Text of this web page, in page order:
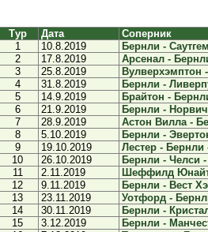
Тур Дата
Соперник
1
10.8.2019
Бернли -
2
17.8.2019
Арсенал -
3
25.8.2019
Вулверхэмптон
4
31.8.2019
Бернли -
5
14.9.2019
Брайтон -
6
21.9.2019
Бернли -
7
28.9.2019
Астон Вилла -
8
5.10.2019
Бернли -
9
19.10.2019
Лестер - Бернли
10
26.10.2019
Бернли - Челси -
11
2.11.2019
Шеффилд
12
9.11.2019
Бернли - Вест
13
23.11.2019
Уотфорд -
14
30.11.2019
Бернли -
15
3.12.2019
Бернли -